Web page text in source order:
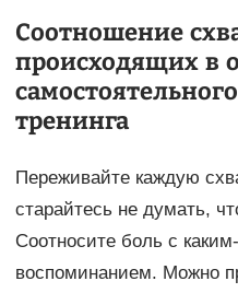
Соотношение
происходящих в
тренинга
Переживайте каждую
старайтесь не думать,
Соотносите боль с
воспоминанием. Можно